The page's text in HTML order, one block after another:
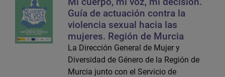
Guía de actuación contra la
violencia sexual hacia las
mujeres. Región de Murcia
La Dirección General de Mujer y
Diversidad de Género de la Región de
Murcia junto con el Servicio de